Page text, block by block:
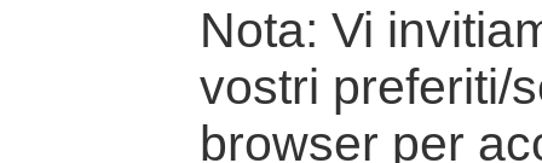
Nota: Vi
vostri preferiti/
browser per